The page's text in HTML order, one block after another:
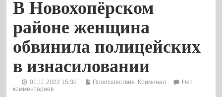
В Новохопёрском
районе женщина
обвинила полицейских
в изнасиловании
01.11.2022 15:30 Происшествия. Криминал
Нет
комментариев